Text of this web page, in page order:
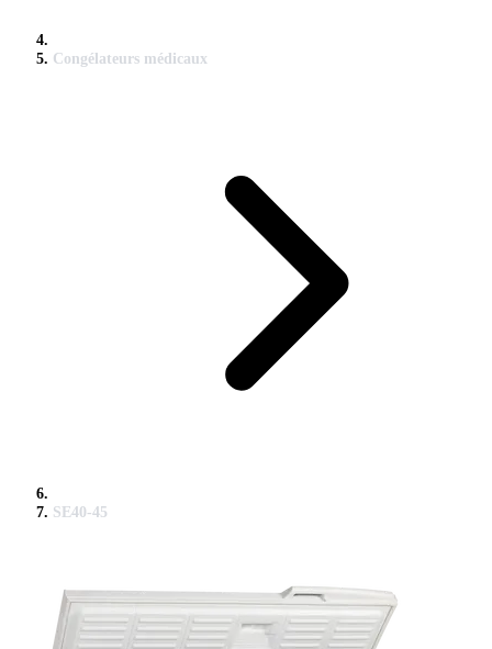
Congélateurs médicaux
SE40-45